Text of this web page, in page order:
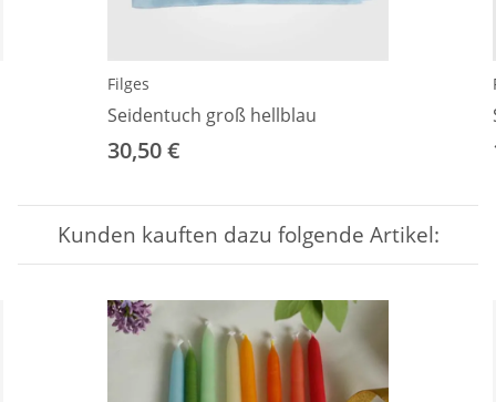
Filges
Seidentuch groß hellblau
30,50 €
Kunden kauften dazu folgende Artikel: